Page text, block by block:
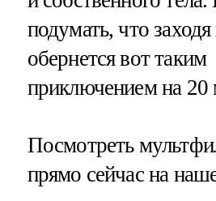
подумать, что заходя
обернется вот таким
приключением на 20
Посмотреть
прямо сейчас на